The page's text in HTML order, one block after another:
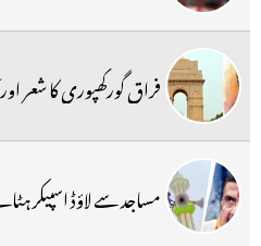
فراق گورکھپوری کا شعر
مساجد سے لاؤڈ اسپیکر